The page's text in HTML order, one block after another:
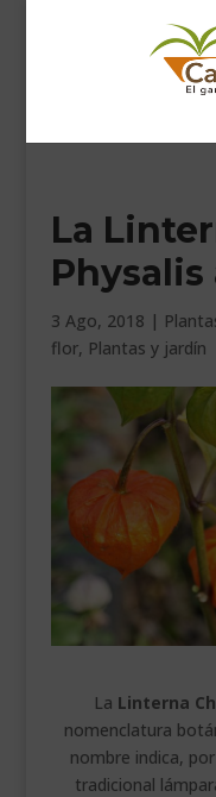
INICIO
PLANTAS
MASCOTAS
DECORACIÓN
HORARIO GARDEN
CONTACTAR
VEURE EN CATALÀ
La
3 Ago, 2018 |
flor, Plantas y jardín
La Linterna
nomenclatura
nombre indica,
tradicional